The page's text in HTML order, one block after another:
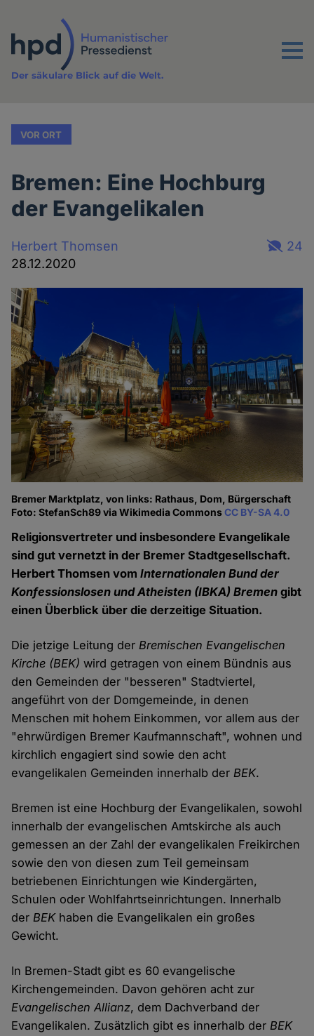
Inhalt
Menu
Der säkulare Blick auf die Welt.
VOR ORT
Bremen: Eine Hochburg
der Evangelikalen
Herbert Thomsen
28.12.2020
24
Bremer Marktplatz, von links: Rathaus, Dom, Bürgerschaft
Foto: StefanSch89 via Wikimedia CommonsCC BY-SA 4.0
Religionsvertreter und insbesondere Evangelikale
sind gut vernetzt in der Bremer Stadtgesellschaft.
Herbert Thomsen vomInternationalen Bund der
Konfessionslosen und Atheisten (IBKA) Bremen gibt
einen Überblick über die derzeitige Situation.
Die jetzige Leitung derBremischen Evangelischen
Kirche (BEK) wird getragen von einem Bündnis aus
den Gemeinden der "besseren" Stadtviertel,
angeführt von der Domgemeinde, in denen
Menschen mit hohem Einkommen, vor allem aus der
"ehrwürdigen Bremer Kaufmannschaft", wohnen und
kirchlich engagiert sind sowie den acht
evangelikalen Gemeinden innerhalb derBEK.
Bremen ist eine Hochburg der Evangelikalen, sowohl
innerhalb der evangelischen Amtskirche als auch
gemessen an der Zahl der evangelikalen Freikirchen
sowie den von diesen zum Teil gemeinsam
betriebenen Einrichtungen wie Kindergärten,
Schulen oder Wohlfahrtseinrichtungen. Innerhalb
derBEKhaben die Evangelikalen ein großes
Gewicht.
In Bremen-Stadt gibt es 60 evangelische
Kirchengemeinden. Davon gehören acht zur
Evangelischen Allianz, dem Dachverband der
Evangelikalen. Zusätzlich gibt es innerhalb derBEK